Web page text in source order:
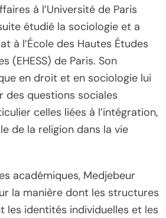
à l’Université de Paris
étudié la sociologie et a
à l’École des Hautes Études
(EHESS) de Paris. Son
en droit et en sociologie lui
des questions sociales
celles liées à l’intégration,
de la religion dans la vie
académiques, Medjebeur
la manière dont les structures
les identités individuelles et les